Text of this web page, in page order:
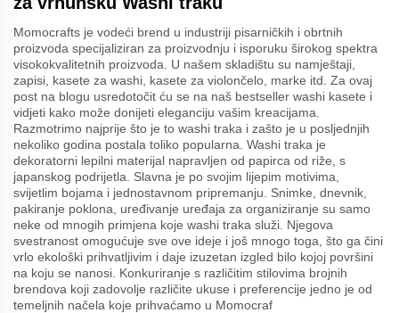
Momocrafts je vodeći brend u industriji pisarničkih i obrtnih
proizvoda specijaliziran za proizvodnju i isporuku širokog spektra
visokokvalitetnih proizvoda. U našem skladištu su namještaji,
zapisi, kasete za washi, kasete za violončelo, marke itd. Za ovaj
post na blogu usredotočit ću se na naš bestseller washi kasete i
vidjeti kako može donijeti eleganciju vašim kreacijama.
Razmotrimo najprije što je to washi traka i zašto je u posljednjih
nekoliko godina postala toliko popularna. Washi traka je
dekoratorni lepilni materijal napravljen od papirca od riže, s
japanskog podrijetla. Slavna je po svojim lijepim motivima,
svijetlim bojama i jednostavnom pripremanju. Snimke, dnevnik,
pakiranje poklona, uređivanje uređaja za organiziranje su samo
neke od mnogih primjena koje washi traka služi. Njegova
svestranost omogućuje sve ove ideje i još mnogo toga, što ga čini
vrlo ekološki prihvatljivim i daje izuzetan izgled bilo kojoj površini
na koju se nanosi. Konkuriranje s različitim stilovima brojnih
brendova koji zadovolje različite ukuse i preferencije jedno je od
temeljnih načela koje prihvaćamo u Momocraf